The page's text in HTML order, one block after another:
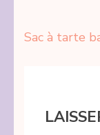
Sac à tarte